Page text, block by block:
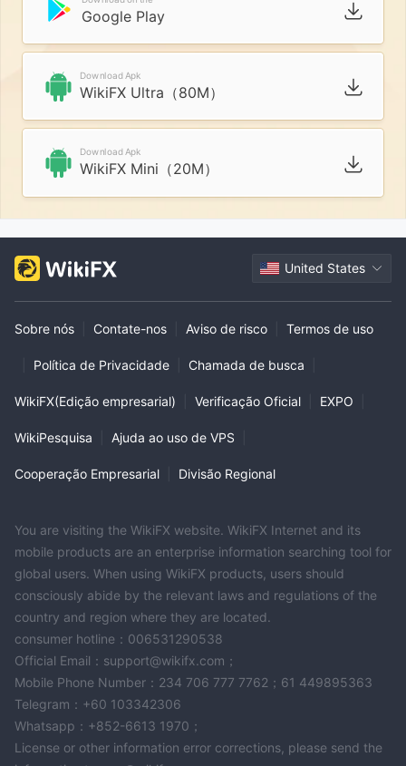
Google Play
Download Apk
WikiFX Ultra（80M）
Download Apk
WikiFX Mini（20M）
United States
Sobre nós Contate-nos Aviso de risco Termos de uso
Política de Privacidade Chamada de busca
WikiFX(Edição empresarial) Verificação Oficial EXPO
WikiPesquisa Ajuda ao uso de VPS
Cooperação Empresarial Divisão Regional
You are visiting the WikiFX website. WikiFX Internet and its
mobile products are an enterprise information searching tool for
global users. When using WikiFX products, users should
consciously abide by the relevant laws and regulations of the
country and region where they are located.
consumer hotline：006531290538
Official Email：support@wikifx.com；
Mobile Phone Number：234 706 777 7762；61 449895363
Telegram：+60 103342306
Whatsapp：+852-6613 1970；
License or other information error corrections, please send the